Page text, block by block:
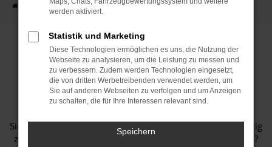
Startseite BLOG Niedermayer BLOG
FLEXIBEL, MODERN MIT IHREM AUTOHAUS
NIEDERMAYER
Sie möchten ein modernes Auto fahren, ohne sich langfristig
zu binden oder hohe Kosten auf einen Schlag zu bezahlen?
werden aktiviert.
Statistik und Marketing
Diese Technologien ermöglichen es uns, die Nutzung der
Webseite zu analysieren, um die Leistung zu messen und
zu verbessern. Zudem werden Technologien eingesetzt,
die von dritten Werbetreibenden verwendet werden, um
Sie auf anderen Webseiten zu verfolgen und um Anzeigen
zu schalten, die für Ihre Interessen relevant sind.
Speichern